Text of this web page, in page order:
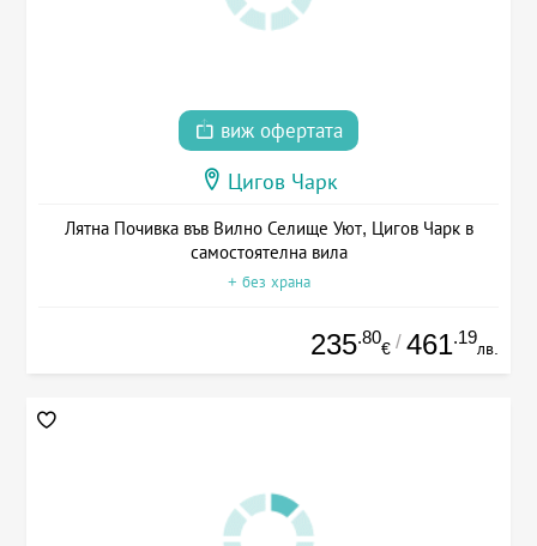
виж офертата
Цигов Чарк
Лятна Почивка във Вилно Селище Уют, Цигов Чарк в
самостоятелна вила
+ без храна
235.80
€ / 461.19
лв.